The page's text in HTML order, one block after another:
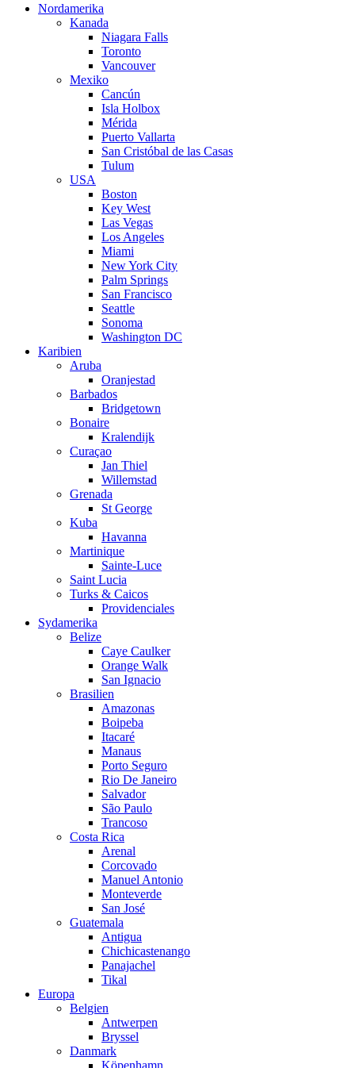
Nordamerika
Kanada
Niagara Falls
Toronto
Vancouver
Mexiko
Cancún
Isla Holbox
Mérida
Puerto Vallarta
San Cristóbal de las Casas
Tulum
USA
Boston
Key West
Las Vegas
Los Angeles
Miami
New York City
Palm Springs
San Francisco
Seattle
Sonoma
Washington DC
Karibien
Aruba
Oranjestad
Barbados
Bridgetown
Bonaire
Kralendijk
Curaçao
Jan Thiel
Willemstad
Grenada
St George
Kuba
Havanna
Martinique
Sainte-Luce
Saint Lucia
Turks & Caicos
Providenciales
Sydamerika
Belize
Caye Caulker
Orange Walk
San Ignacio
Brasilien
Amazonas
Boipeba
Itacaré
Manaus
Porto Seguro
Rio De Janeiro
Salvador
São Paulo
Trancoso
Costa Rica
Arenal
Corcovado
Manuel Antonio
Monteverde
San José
Guatemala
Antigua
Chichicastenango
Panajachel
Tikal
Europa
Belgien
Antwerpen
Bryssel
Danmark
Köpenhamn